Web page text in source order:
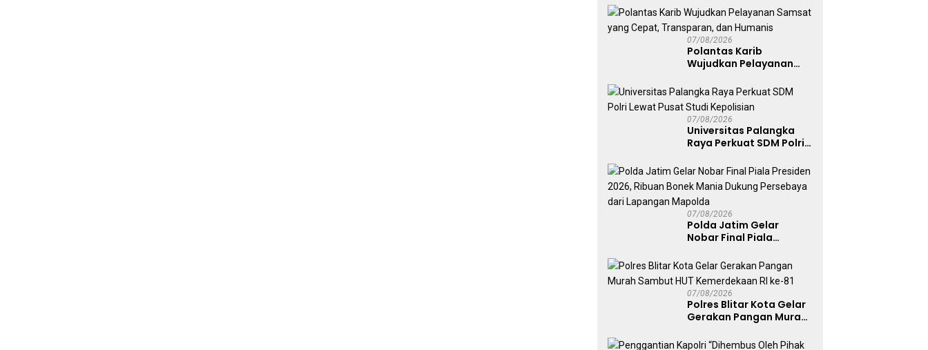
Berkah di Masjid Syekh
Ahmad Ibrahim
07/08/2026
Polantas Karib
Wujudkan Pelayanan
Transparan, dan
Humanis
07/08/2026
Universitas Palangka
Raya Perkuat SDM Polri
Kepolisian
07/08/2026
Polda Jatim Gelar
Nobar Final Piala
Bonek Mania Dukung
Persebaya dari
Lapangan Mapolda
07/08/2026
Polres Blitar Kota Gelar
Gerakan Pangan Murah
Kemerdekaan RI ke-81